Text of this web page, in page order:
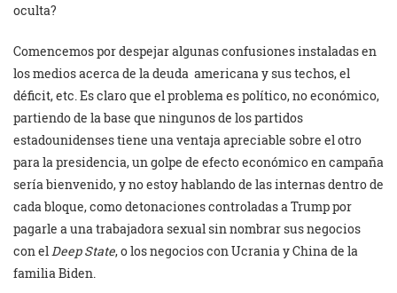
oculta?
Comencemos por despejar algunas confusiones instaladas en
los medios acerca de la deuda americana y sus techos, el
déficit, etc. Es claro que el problema es político, no económico,
partiendo de la base que ningunos de los partidos
estadounidenses tiene una ventaja apreciable sobre el otro
para la presidencia, un golpe de efecto económico en campaña
sería bienvenido, y no estoy hablando de las internas dentro de
cada bloque, como detonaciones controladas a Trump por
pagarle a una trabajadora sexual sin nombrar sus negocios
con el Deep State, o los negocios con Ucrania y China de la
familia Biden.